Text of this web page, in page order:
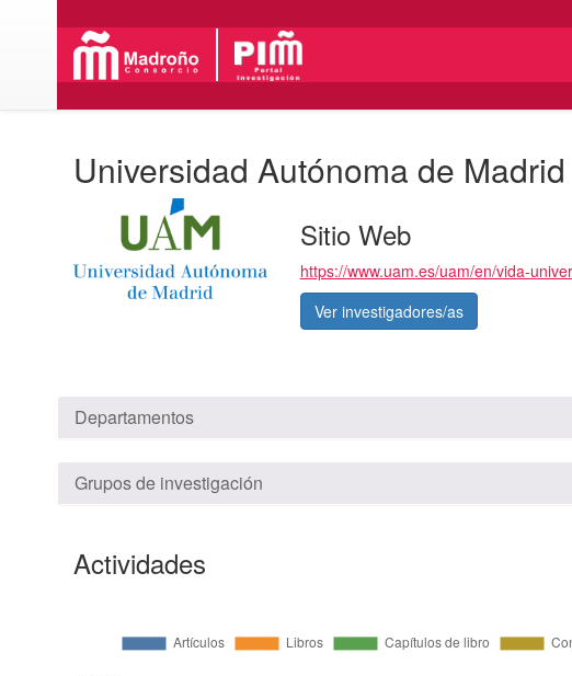
Universidad Autónoma de Madrid
Sitio Web
https://www.uam.es/uam/en/vida-
Ver investigadores/as
Departamentos
Grupos de investigación
Actividades